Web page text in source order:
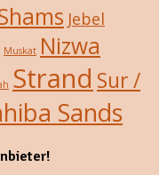
Jebel
Muskat Nizwa
Strand Sur /
Sands